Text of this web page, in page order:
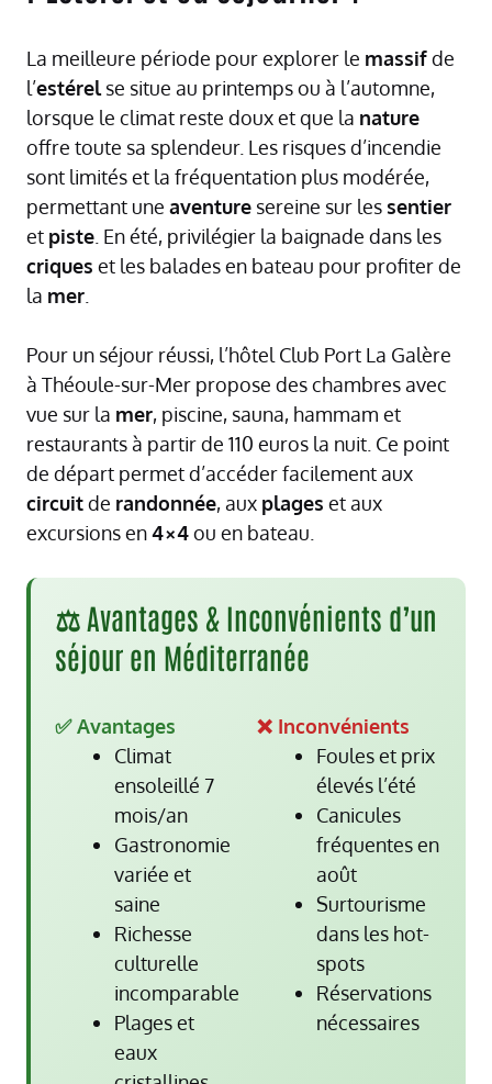
La meilleure période pour explorer le massifde
l’estérelse situe au printemps ou à l’automne,
lorsque le climat reste doux et que la nature
offre toute sa splendeur. Les risques d’incendie
sont limités et la fréquentation plus modérée,
permettant une aventure sereine sur les sentier
et piste . En été, privilégier la baignade dans les
criques et les balades en bateau pour profiter de
la mer
Pour un séjour réussi, l’hôtel Club Port La Galère
à Théoule-sur-Mer propose des chambres avec
vue sur la mer, piscine, sauna, hammam et
restaurants à partir de 110 euros la nuit. Ce point
de départ permet d’accéder facilement aux
circuitde randonnée, aux plages et aux
excursions en4×4ou en bateau.
⚖️ Avantages & Inconvénients d’un
séjour en Méditerranée
✅ Avantages
Climat
ensoleillé 7
mois/an
Gastronomie
variée et
saine
Richesse
culturelle
incomparable
Plages et
eaux
❌ Inconvénients
Foules et prix
élevés l’été
Canicules
fréquentes en
août
Surtourisme
dans les hot-
spots
Réservations
nécessaires